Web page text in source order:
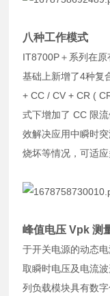
八种工作模式
IT8700P＋系列在
基础上新增了4种复
+ CC / CV + CR (
式下增加了 CC 限
效解决应用中瞬时
烧坏等情况，可适应
峰值电压 Vpk 测
于开关电源的动态
取瞬时电压及电流
列负载模块具有数